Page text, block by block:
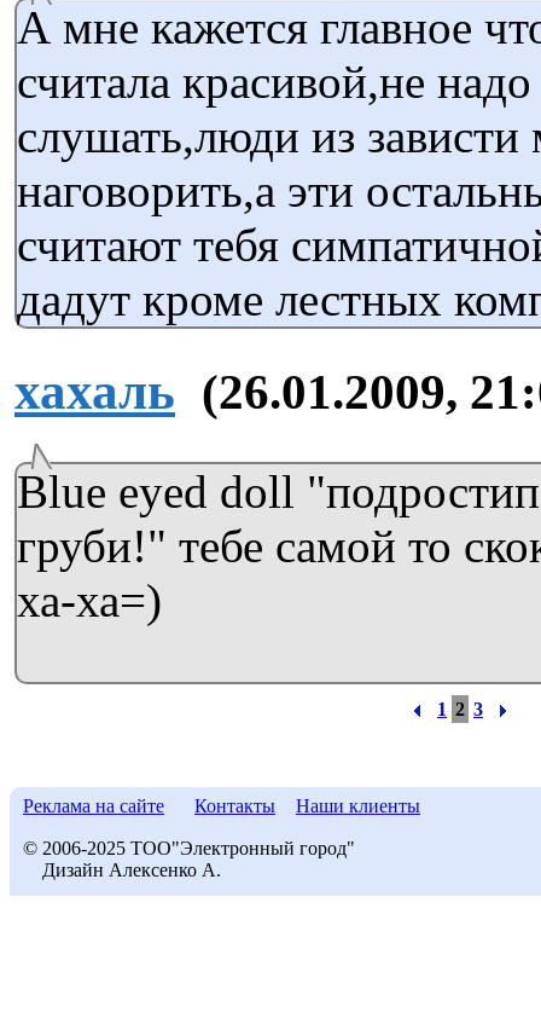
А мне кажется главное
считала красивой,не
слушать,люди из зависти
наговорить,а эти
считают тебя
дадут кроме лестных
хахаль (26.01.2009,
Blue eyed doll
груби!" тебе самой то
ха-ха=)
1 2 3
Реклама на сайте Контакты Наши клиенты
© 2006-2025 ТОО"Электронный город"
Дизайн Алексенко А.